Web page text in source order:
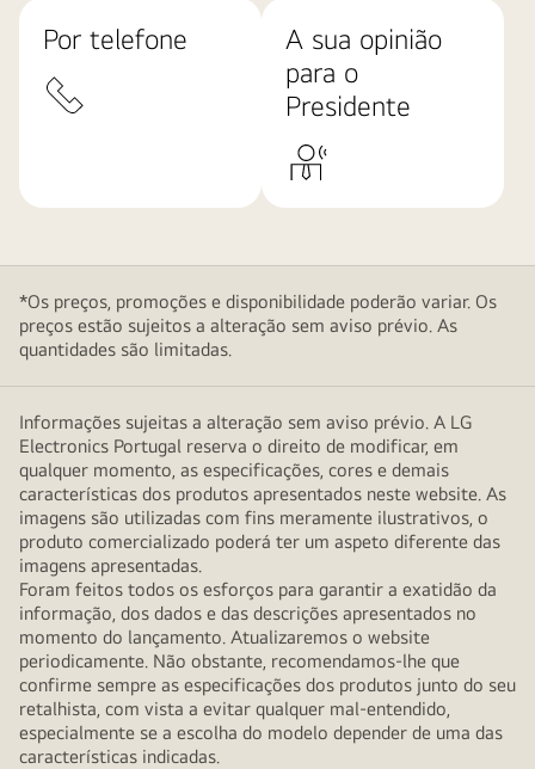
Por telefone
A sua opinião
para o
Presidente
*Os preços, promoções e disponibilidade poderão variar. Os
preços estão sujeitos a alteração sem aviso prévio. As
quantidades são limitadas.
Informações sujeitas a alteração sem aviso prévio. A LG
Electronics Portugal reserva o direito de modificar, em
qualquer momento, as especificações, cores e demais
características dos produtos apresentados neste website. As
imagens são utilizadas com fins meramente ilustrativos, o
produto comercializado poderá ter um aspeto diferente das
imagens apresentadas.
Foram feitos todos os esforços para garantir a exatidão da
informação, dos dados e das descrições apresentados no
momento do lançamento. Atualizaremos o website
periodicamente. Não obstante, recomendamos-lhe que
confirme sempre as especificações dos produtos junto do seu
retalhista, com vista a evitar qualquer mal-entendido,
especialmente se a escolha do modelo depender de uma das
características indicadas.